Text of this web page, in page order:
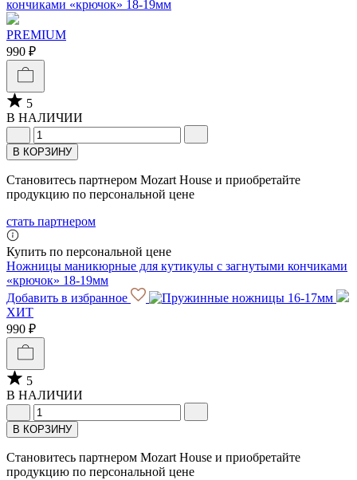
PREMIUM
990 ₽
5
В НАЛИЧИИ
В КОРЗИНУ
Становитесь партнером Mozart House и приобретайте
продукцию по персональной цене
стать партнером
Купить по персональной цене
Ножницы маникюрные для кутикулы с загнутыми кончиками
«крючок» 18-19мм
Добавить в избранное
ХИТ
990 ₽
5
В НАЛИЧИИ
В КОРЗИНУ
Становитесь партнером Mozart House и приобретайте
продукцию по персональной цене